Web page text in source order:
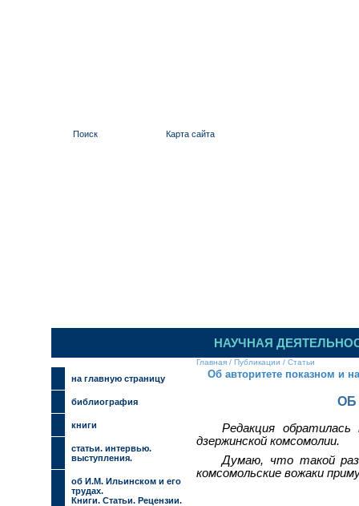
Поиск Карта сайта
НАУЧНАЯ
на главную страницу
библиография
книги
cтатьи. интервью.
выступления.
об И.М. Ильинском и его
трудах.
Книги. Статьи. Рецензии.
Главная / Публикации / Статьи
Об авторитете показном и
ОБ
Редакция
дзержинской комсомолии.
Думаю, что такой
комсомольские вожаки